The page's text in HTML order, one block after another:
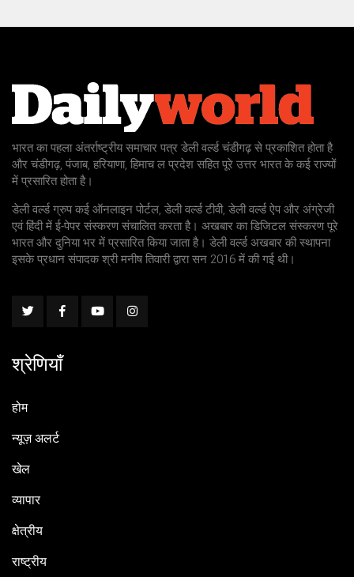
भारत का पहला अंतर्राष्ट्रीय समाचार पत्र डेली वर्ल्ड चंडीगढ़ से प्रकाशित होता है
और चंडीगढ़, पंजाब, हरियाणा, हिमाच ल प्रदेश सहित पूरे उत्तर भारत के कई राज्यों
में प्रसारित होता है।
डेली वर्ल्ड ग्रुप कई ऑनलाइन पोर्टल, डेली वर्ल्ड टीवी, डेली वर्ल्ड ऐप और अंग्रेजी
एवं हिंदी में ई-पेपर संस्करण संचालित करता है। अखबार का डिजिटल संस्करण पूरे
भारत और दुनिया भर में प्रसारित किया जाता है। डेली वर्ल्ड अखबार की स्थापना
इसके प्रधान संपादक श्री मनीष तिवारी द्वारा सन 2016 में की गई थी।
श्रेणियाँ
होम
न्यूज़ अलर्ट
खेल
व्यापार
क्षेत्रीय
राष्ट्रीय